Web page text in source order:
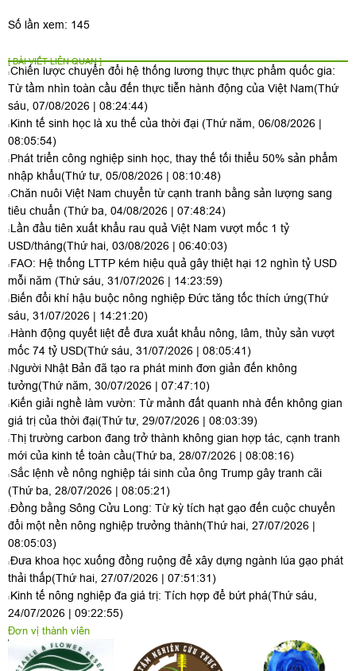
Số lần xem: 145
[ BÀI VIẾT LIÊN QUAN ]
Chiến lược chuyển đổi hệ thống lương thực thực phẩm quốc gia:
Từ tầm nhìn toàn cầu đến thực tiễn hành động của Việt Nam(Thứ
sáu, 07/08/2026 | 08:24:44)
Kinh tế sinh học là xu thế của thời đại (Thứ năm, 06/08/2026 |
08:05:54)
Phát triển công nghiệp sinh học, thay thế tối thiểu 50% sản phẩm
nhập khẩu(Thứ tư, 05/08/2026 | 08:10:48)
Chăn nuôi Việt Nam chuyển từ cạnh tranh bằng sản lượng sang
tiêu chuẩn (Thứ ba, 04/08/2026 | 07:48:24)
Lần đầu tiên xuất khẩu rau quả Việt Nam vượt mốc 1 tỷ
USD/tháng(Thứ hai, 03/08/2026 | 06:40:03)
FAO: Hệ thống LTTP kém hiệu quả gây thiệt hại 12 nghìn tỷ USD
mỗi năm (Thứ sáu, 31/07/2026 | 14:23:59)
Biến đổi khí hậu buộc nông nghiệp Đức tăng tốc thích ứng(Thứ
sáu, 31/07/2026 | 14:21:20)
Hành động quyết liệt để đưa xuất khẩu nông, lâm, thủy sản vượt
mốc 74 tỷ USD(Thứ sáu, 31/07/2026 | 08:05:41)
Người Nhật Bản đã tạo ra phát minh đơn giản đến không
tưởng(Thứ năm, 30/07/2026 | 07:47:10)
Kiến giải nghề làm vườn: Từ mảnh đất quanh nhà đến không gian
giá trị của thời đại(Thứ tư, 29/07/2026 | 08:03:39)
Thị trường carbon đang trở thành không gian hợp tác, cạnh tranh
mới của kinh tế toàn cầu(Thứ ba, 28/07/2026 | 08:08:16)
Sắc lệnh về nông nghiệp tái sinh của ông Trump gây tranh cãi
(Thứ ba, 28/07/2026 | 08:05:21)
Đồng bằng Sông Cửu Long: Từ kỳ tích hạt gạo đến cuộc chuyển
đổi một nền nông nghiệp trưởng thành(Thứ hai, 27/07/2026 |
08:05:03)
Đưa khoa học xuống đồng ruộng để xây dựng ngành lúa gạo phát
thải thấp(Thứ hai, 27/07/2026 | 07:51:31)
Kinh tế nông nghiệp đa giá trị: Tích hợp để bứt phá(Thứ sáu,
24/07/2026 | 09:22:55)
Đơn vị thành viên